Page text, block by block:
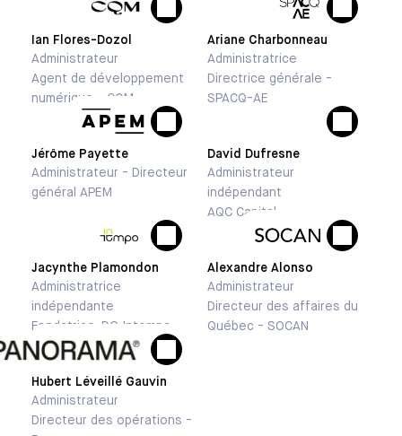
Ian Flores-Dozol
Administrateur
Agent de développement
numérique - CQM
Ariane Charbonneau
Administratrice
Directrice générale -
SPACQ-AE
Jérôme Payette
Administrateur - Directeur
général APEM
David Dufresne
Administrateur
indépendant
AQC Capital
Jacynthe Plamondon
Administratrice
indépendante
Fondatrice-DG Intempo
Alexandre Alonso
Administrateur
Directeur des affaires du
Québec - SOCAN
Hubert Léveillé Gauvin
Administrateur
Directeur des opérations -